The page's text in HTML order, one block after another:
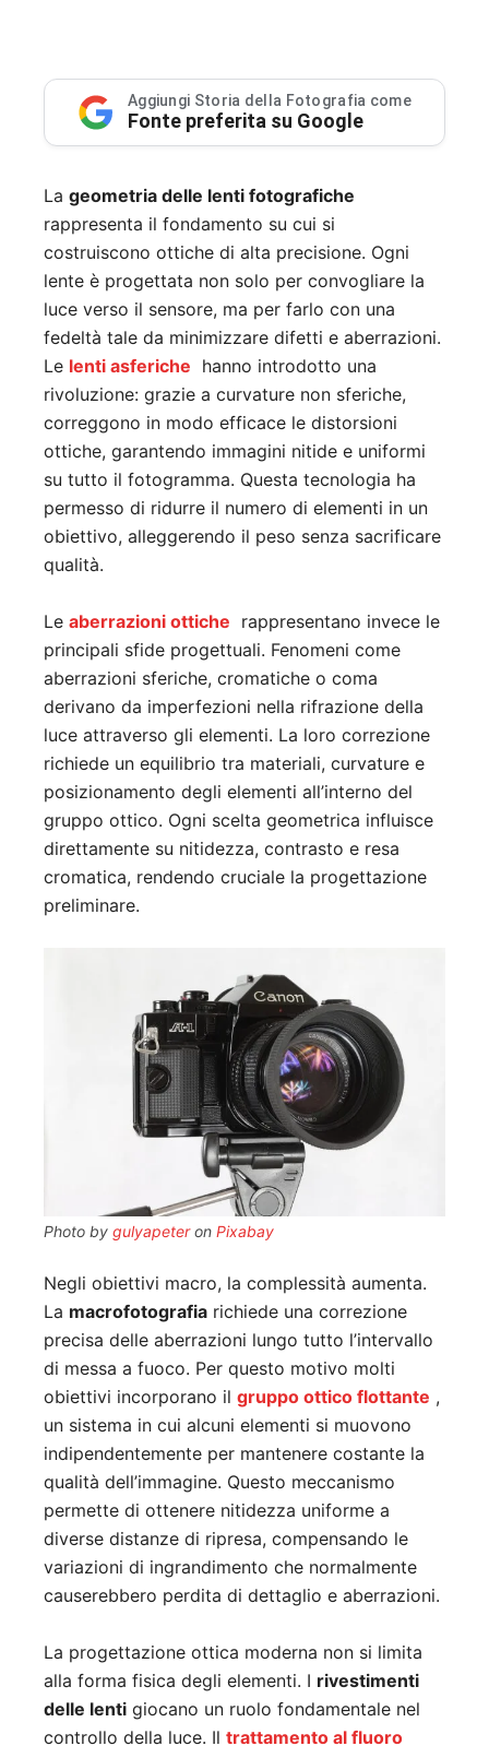
Aggiungi Storia della Fotografia come
Fonte preferita su Google
La geometria delle lenti fotografiche
rappresenta il fondamento su cui si
costruiscono ottiche di alta precisione. Ogni
lente è progettata non solo per convogliare la
luce verso il sensore, ma per farlo con una
fedeltà tale da minimizzare difetti e aberrazioni.
Le lenti asferiche hanno introdotto una
rivoluzione: grazie a curvature non sferiche,
correggono in modo efficace le distorsioni
ottiche, garantendo immagini nitide e uniformi
su tutto il fotogramma. Questa tecnologia ha
permesso di ridurre il numero di elementi in un
obiettivo, alleggerendo il peso senza sacrificare
qualità.
Le aberrazioni ottiche rappresentano invece le
principali sfide progettuali. Fenomeni come
aberrazioni sferiche, cromatiche o coma
derivano da imperfezioni nella rifrazione della
luce attraverso gli elementi. La loro correzione
richiede un equilibrio tra materiali, curvature e
posizionamento degli elementi all’interno del
gruppo ottico. Ogni scelta geometrica influisce
direttamente su nitidezza, contrasto e resa
cromatica, rendendo cruciale la progettazione
preliminare.
Photo by gulyapeteron Pixabay
Negli obiettivi macro, la complessità aumenta.
La macrofotografia richiede una correzione
precisa delle aberrazioni lungo tutto l’intervallo
di messa a fuoco. Per questo motivo molti
obiettivi incorporano il gruppo ottico flottante ,
un sistema in cui alcuni elementi si muovono
indipendentemente per mantenere costante la
qualità dell’immagine. Questo meccanismo
permette di ottenere nitidezza uniforme a
diverse distanze di ripresa, compensando le
variazioni di ingrandimento che normalmente
causerebbero perdita di dettaglio e aberrazioni.
La progettazione ottica moderna non si limita
alla forma fisica degli elementi. I rivestimenti
delle lenti giocano un ruolo fondamentale nel
controllo della luce. Il trattamento al fluoro